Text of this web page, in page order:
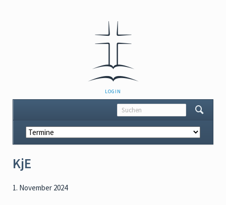
NAVIGATION
ÜBERSPRINGEN
LOGIN
Navigation
überspringen
KjE
1. November 2024